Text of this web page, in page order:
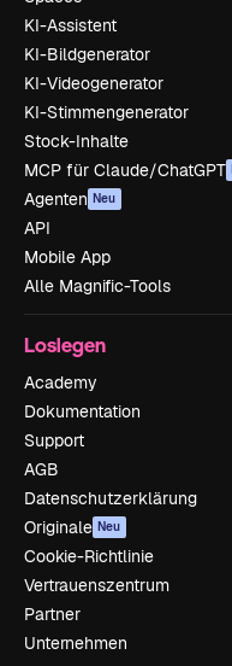
KI-Assistent
KI-Bildgenerator
KI-Videogenerator
KI-Stimmengenerator
Stock-Inhalte
MCP für Claude/ChatGPT
Agenten Neu
API
Mobile App
Alle Magnific-Tools
Loslegen
Academy
Dokumentation
Support
AGB
Datenschutzerklärung
Originale Neu
Cookie-Richtlinie
Vertrauenszentrum
Partner
Unternehmen